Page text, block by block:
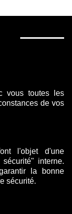
vous toutes les
de vos
l'objet d'une
interne.
la bonne
sécurité.